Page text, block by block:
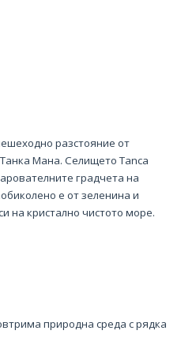
разстояние от
Мана. Селището Tanca
градчета на
е от зеленина и
на кристално чистото море.
природна среда с рядка